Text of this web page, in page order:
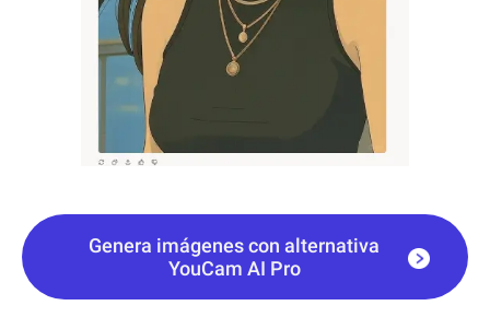
Genera imágenes con alternativa
YouCam AI Pro